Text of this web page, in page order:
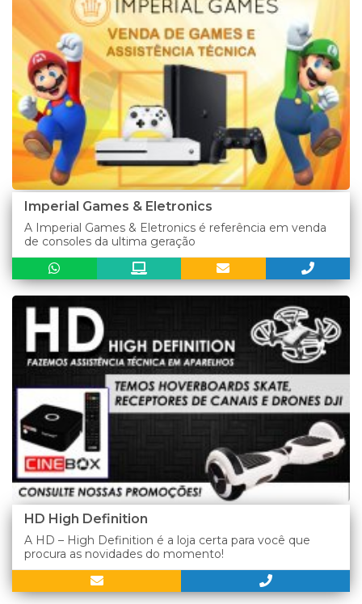
Imperial Games & Eletronics
A Imperial Games & Eletronics é referência em venda
de consoles da ultima geração
HD High Definition
A HD – High Definition é a loja certa para você que
procura as novidades do momento!